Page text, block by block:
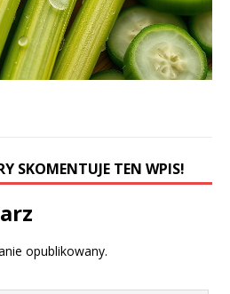
SKOMENTUJE TEN WPIS!
opublikowany.